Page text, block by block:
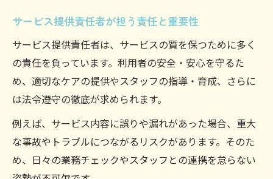
選択
サービス提供責任者として有利な実務経験
とは
サービス提供責任者を目指す上での注意点
サービス提供責任者への転職成功のコツ
サービス提供責任者が担う責任と重要性
サービス提供責任者は、サービスの質を保つために多く
の責任を負っています。利用者の安全・安心を守るた
め、適切なケアの提供やスタッフの指導・育成、さらに
は法令遵守の徹底が求められます。
例えば、サービス内容に誤りや漏れがあった場合、重大
な事故やトラブルにつながるリスクがあります。そのた
め、日々の業務チェックやスタッフとの連携を怠らない